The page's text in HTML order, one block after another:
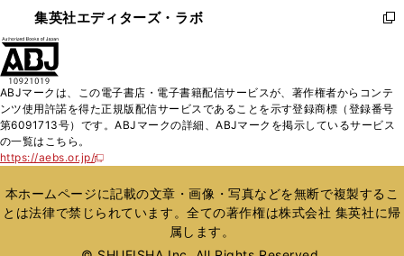
く
で
ド
く
い
ド
ウ
で
集英社エディターズ・ラボ
新
ィ
ン
ド
開
く
ABJマークは、この電子書店・電子書籍配信サービスが、著作権者からコンテ
ンツ使用許諾を得た正規版配信サービスであることを示す登録商標（登録番号
第6091713号）です。ABJマークの詳細、ABJマークを掲示しているサービス
の一覧はこちら。
https://aebs.or.jp/
新
い
ウ
ィ
本ホームページに記載の文章・画像・写真などを無断で複製するこ
とは法律で禁じられています。全ての著作権は株式会社 集英社に帰
属します。